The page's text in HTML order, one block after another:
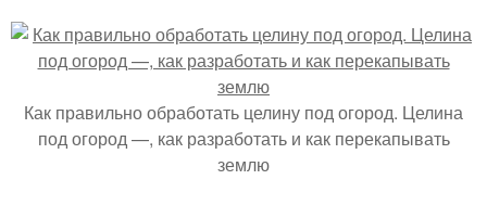
Как правильно обработать целину под огород. Целина
под огород —, как разработать и как перекапывать
землю